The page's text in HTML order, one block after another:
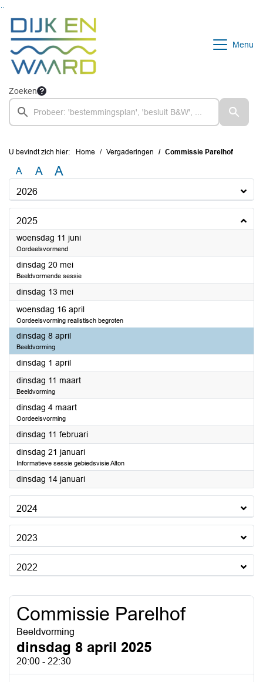
Menu
Zoeken
U bevindt zich hier: Home Vergaderingen Commissie Parelhof
A A A
2026
2025
woensdag 11 juni2025
Oordeelsvormend
dinsdag 20 mei2025
Beeldvormende sessie
dinsdag 13 mei2025
woensdag 16 april2025
Oordeelsvorming realistisch begroten
dinsdag 8 april2025
Beeldvorming
dinsdag 1 april2025
dinsdag 11 maart2025
Beeldvorming
dinsdag 4 maart2025
Oordeelsvorming
dinsdag 11 februari2025
dinsdag 21 januari2025
Informatieve sessie gebiedsvisie Alton
dinsdag 14 januari2025
2024
2023
2022
Commissie Parelhof
Beeldvorming
dinsdag 8 april 2025
20:00 - 22:30